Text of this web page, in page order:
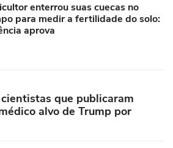
enterrou suas cuecas no
para medir a fertilidade do solo:
aprova
que publicaram
alvo de Trump por